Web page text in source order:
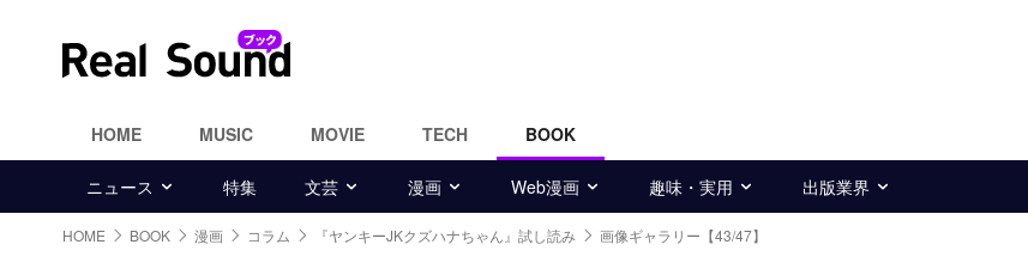
HOME MUSIC MOVIE TECH BOOK
ニュース 特集 文芸 漫画 Web漫画 趣味・実用 出版業界
HOME BOOK 漫画 コラム 『ヤンキーJKクズハナちゃん』試し読み 画像ギャラリー【43/47】